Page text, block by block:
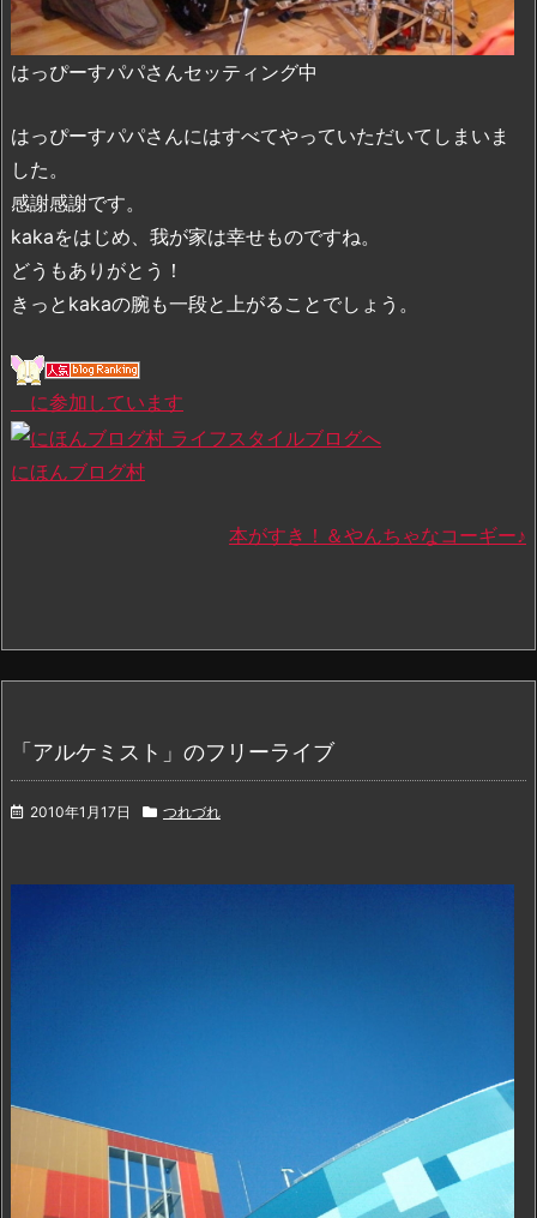
はっぴーすパパさんセッティング中
はっぴーすパパさんにはすべてやっていただいてしまいま
した。
感謝感謝です。
kakaをはじめ、我が家は幸せものですね。
どうもありがとう！
きっとkakaの腕も一段と上がることでしょう。
に参加しています
にほんブログ村
本がすき！＆やんちゃなコーギー♪
「アルケミスト」のフリーライブ
2010年1月17日 つれづれ